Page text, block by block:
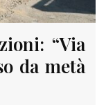
“Via
da metà